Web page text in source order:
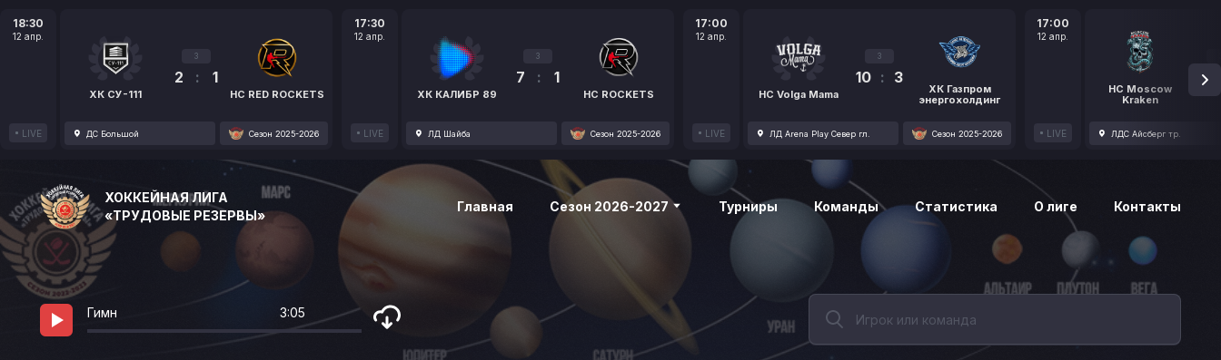
18:30
12 апр.
LIVE
ХК СУ-111
3
2 : 1
HC RED ROCKETS
ДС Большой Сезон 2025-2026
17:30
12 апр.
LIVE
ХК КАЛИБР 89
3
7 : 1
HC ROCKETS
ЛД Шайба Сезон 2025-2026
17:00
12 апр.
LIVE
HC Volga Mama
3
10 : 3
ХК Газпром
энергохолдинг
ЛД Arena Play Север гл. Сезон 2025-2026
17:00
12 апр.
LIVE
HC Moscow
Kraken
1
ЛДС Айсберг тр.
ХОККЕЙНАЯ ЛИГА
«ТРУДОВЫЕ РЕЗЕРВЫ»
Главная Сезон 2026-2027 Турниры Команды Статистика О лиге Контакты
Гимн 3:05